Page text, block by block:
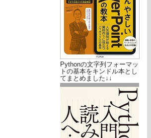
Pythonの文字列フォーマッ
トの基本をキンドル本とし
てまとめました↓↓